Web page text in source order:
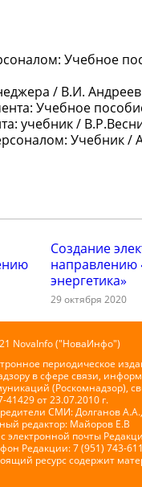
Учебное
/ В.И.
Учебное
учебник /
Учебник /
Создание
направлению
энергетика»
29 октября 2020
NovaInfo ("НоваИнфо")
периодическое
в сфере связи,
(Роскомнадзор),
41429 от 23.07.2010 г.
СМИ: Долганов
редактор: Майоров Е.В
электронной почты
Редакции: 7 (951) 743-
ресурс содержит